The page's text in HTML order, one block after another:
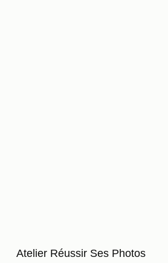
Atelier Réussir Ses Photos